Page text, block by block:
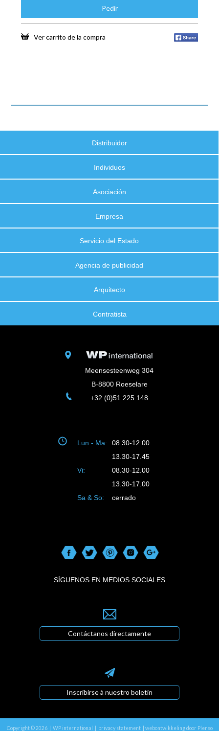
Pedir
Ver carrito de la compra
Distribuidor
Individuos
Asociación
Empresa
Servicio del Estado
Agencia de publicidad
Arquitecto
Contratista
Meensesteenweg 304
B-8800 Roeselare
+32 (0)51 225 148
Lun - Ma:
08.30-12.00
13.30-17.45
Vi:
08.30-12.00
13.30-17.00
Sa & So:
cerrado
SÍGUENOS EN MEDIOS SOCIALES
Contáctanos directamente
Inscribirse à nuestro boletin
Copyright © 2026 | WP international | privacy statement| webontwikkeling door Plenso